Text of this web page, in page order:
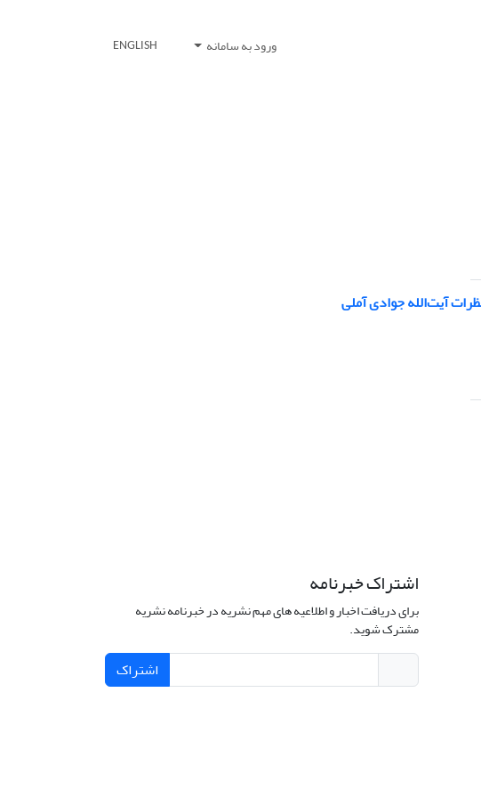
ورود به سامانه ENGLISH
اشتراک خبرنامه
برای دریافت اخبار و اطلاعیه های مهم نشریه در خبرنامه نشریه
مشترک شوید.
اشتراک